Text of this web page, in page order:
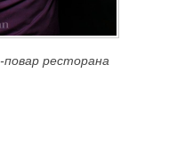
ресторана